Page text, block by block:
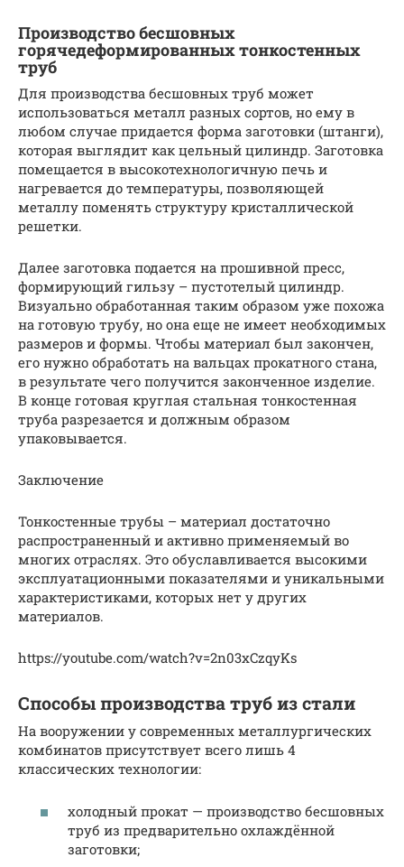
Производство бесшовных
горячедеформированных тонкостенных
труб
Для производства бесшовных труб может
использоваться металл разных сортов, но ему в
любом случае придается форма заготовки (штанги),
которая выглядит как цельный цилиндр. Заготовка
помещается в высокотехнологичную печь и
нагревается до температуры, позволяющей
металлу поменять структуру кристаллической
решетки.
Далее заготовка подается на прошивной пресс,
формирующий гильзу – пустотелый цилиндр.
Визуально обработанная таким образом уже похожа
на готовую трубу, но она еще не имеет необходимых
размеров и формы. Чтобы материал был закончен,
его нужно обработать на вальцах прокатного стана,
в результате чего получится законченное изделие.
В конце готовая круглая стальная тонкостенная
труба разрезается и должным образом
упаковывается.
Заключение
Тонкостенные трубы – материал достаточно
распространенный и активно применяемый во
многих отраслях. Это обуславливается высокими
эксплуатационными показателями и уникальными
характеристиками, которых нет у других
материалов.
https://youtube.com/watch?v=2n03xCzqyKs
Способы производства труб из стали
На вооружении у современных металлургических
комбинатов присутствует всего лишь 4
классических технологии:
холодный прокат — производство бесшовных
труб из предварительно охлаждённой
заготовки;